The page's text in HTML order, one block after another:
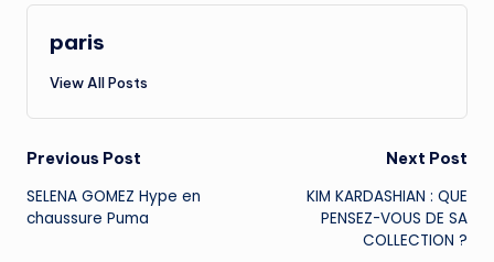
paris
View All Posts
Post
navigation
Previous Post
SELENA GOMEZ Hype en
chaussure Puma
Next Post
KIM KARDASHIAN : QUE
PENSEZ-VOUS DE SA
COLLECTION ?